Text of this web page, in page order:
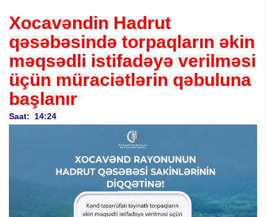
Xocavəndin Hadrut
qəsəbəsində torpaqların əkin
məqsədli istifadəyə verilməsi
üçün müraciətlərin qəbuluna
başlanır
Saat: 14:24